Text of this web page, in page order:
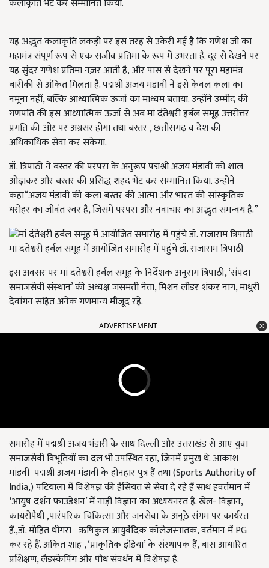
कलाकृति भेंट कर सम्मानित किया.
यह अद्भुत कलाकृति लकड़ी पर इस तरह से उकेरी गई है कि गणेश जी का
महामंत्र संपूर्ण रूप से एक सजीव प्रतिमा के रूप में उभरता है. दूर से देखने पर
यह सुंदर गणेश प्रतिमा नज़र आती है, और पास से देखने पर पूरा महामंत्र
बारीकी से अंकित मिलता है. पद्मश्री अजय मंडावी ने इसे केवल कला का
नमूना नहीं, बल्कि आध्यात्मिक ऊर्जा का माध्यम बताया. उन्होंने उम्मीद की
गणपति की इस आध्यात्मिक ऊर्जा से अब मां दंतेश्वरी हर्बल समूह उत्तरोत्तर
प्रगति की ओर पर अग्रसर होगा तथा बस्तर , छत्तीसगढ़ व देश की
अधिकाधिक सेवा कर सकेगा.
डॉ. त्रिपाठी ने बस्तर की परंपरा के अनुरूप पद्मश्री अजय मंडावी को शाल
ओढ़ाकर और बस्तर की प्रसिद्ध शहद भेंट कर सम्मानित किया. उन्होंने
कहा‌“अजय मंडावी की कला बस्तर की आत्मा और भारत की सांस्कृतिक
धरोहर का जीवंत स्वर है, जिसमें परंपरा और नवाचार का अद्भुत समन्वय है.”
मां दंतेश्वरी हर्बल समूह में आयोजित समारोह में पहुंचे डॉ. राजाराम त्रिपाठी
इस अवसर पर मां दंतेश्वरी हर्बल समूह के निर्देशक अनुराग त्रिपाठी, ‘संपदा
समाजसेवी संस्थान’ की अध्यक्ष जसमती नेता, मिशन लीडर शंकर नाग, माधुरी
देवांगन सहित अनेक गणमान्य मौजूद रहे.
ADVERTISEMENT
समारोह में पद्मश्री अजय भंडारी के साथ दिल्ली और उत्तराखंड से आए युवा
समाजसेवी विभूतियों का दल भी उपस्थित रहा, जिनमें प्रमुख थे. आकाश
मांडवी पद्मश्री अजय मंडावी के होनहार पुत्र हैं तथा (Sports Authority of
India,) पटियाला में विशेषज्ञ की हैसियत से सेवा दे रहे हैं साथ हवर्तमान में
‘आयुष दर्शन फाउंडेशन’ में नाड़ी विज्ञान का अध्ययनरत हैं. खेल- विज्ञान,
कायरोपैथी ,पारंपरिक चिकित्सा और जनसेवा के अनूठे संगम पर कार्यरत
हैं.,डॉ. मोहित धींगरा ऋषिकुल आयुर्वेदिक कॉलेजस्नातक, वर्तमान में PG
कर रहे हैं. अंकित शाह , ‘प्राकृतिक इंडिया’ के संस्थापक हैं, बांस आधारित
प्रशिक्षण, लैंडस्केपिंग और पौध संवर्धन में विशेषज्ञ हैं.